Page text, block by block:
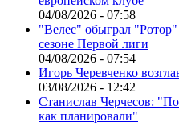
04/08/2026 - 07:58
"Велес" обыграл
сезоне Первой лиги
04/08/2026 - 07:54
Игорь Черевченко
03/08/2026 - 12:42
Станислав Черчесов:
как планировали"